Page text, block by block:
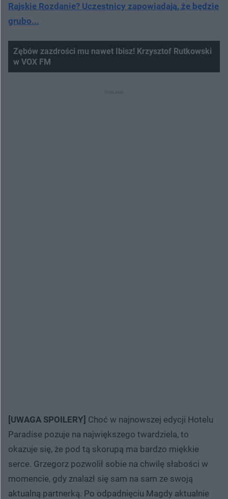
Rajskie Rozdanie? Uczestnicy zapowiadają, że będzie
grubo...
Zębów zazdrości mu nawet Ibisz! Krzysztof Rutkowski
w VOX FM
[UWAGA SPOILERY] Choć w najnowszej edycji Hotelu
Paradise pozuje na największego twardziela, to
okazuje się, że pod tą skorupą ma bardzo miękkie
serce. Grzegorz pozwolił sobie na chwilę słabości w
momencie, gdy znalazł się sam na sam ze swoją
aktualną partnerką. Po odpadnięciu Magdy aktualnie